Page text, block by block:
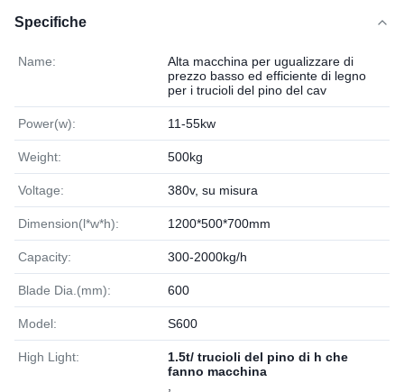
Specifiche
Name:
Alta macchina per ugualizzare di
prezzo basso ed efficiente di legno
per i trucioli del pino del cav
Power(w): 11-55kw
Weight: 500kg
Voltage: 380v, su misura
Dimension(l*w*h): 1200*500*700mm
Capacity: 300-2000kg/h
Blade Dia.(mm): 600
Model: S600
High Light:
1.5t/ trucioli del pino di h che
fanno macchina